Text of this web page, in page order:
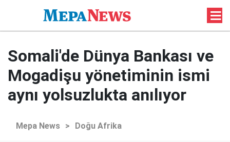
Somali'de Dünya Bankası ve
Mogadişu yönetiminin ismi
aynı yolsuzlukta anılıyor
Mepa News > Doğu Afrika